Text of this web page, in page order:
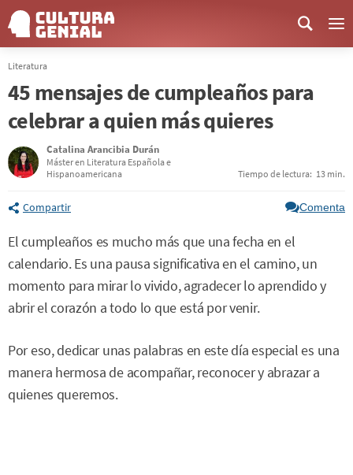
Literatura
45 mensajes de cumpleaños para
celebrar a quien más quieres
Catalina Arancibia Durán
Máster en Literatura Española e
Hispanoamericana
Tiempo de lectura: 13 min.
Compartir Comenta
El cumpleaños es mucho más que una fecha en el
calendario. Es una pausa significativa en el camino, un
momento para mirar lo vivido, agradecer lo aprendido y
abrir el corazón a todo lo que está por venir.
Por eso, dedicar unas palabras en este día especial es una
manera hermosa de acompañar, reconocer y abrazar a
quienes queremos.